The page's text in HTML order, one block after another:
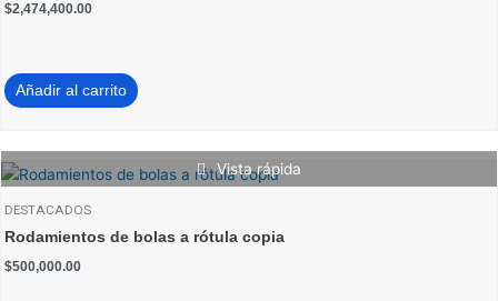
$2,474,400.00
Añadir al carrito
Vista rápida
DESTACADOS
Rodamientos de bolas a rótula copia
$500,000.00